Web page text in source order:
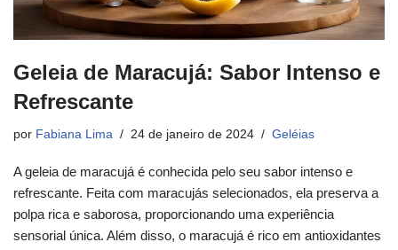
Geleia de Maracujá: Sabor Intenso e
Refrescante
por Fabiana Lima 24 de janeiro de 2024 Geléias
A geleia de maracujá é conhecida pelo seu sabor intenso e
refrescante. Feita com maracujás selecionados, ela preserva a
polpa rica e saborosa, proporcionando uma experiência
sensorial única. Além disso, o maracujá é rico em antioxidantes